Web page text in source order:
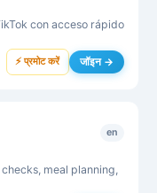
con acceso rápido
⚡ प्रमोट करें जॉइन →
en
meal planning,